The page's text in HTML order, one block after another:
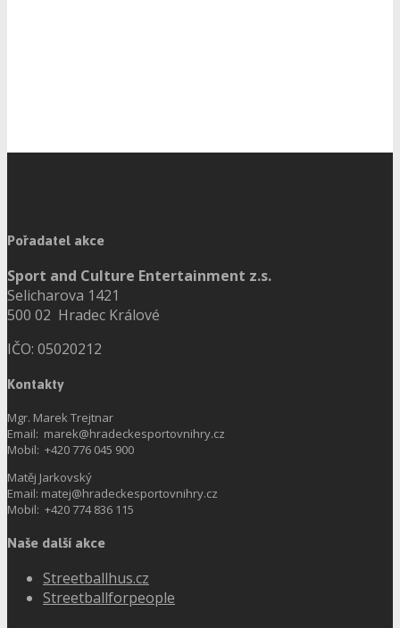
Pořadatel akce
Sport and Culture Entertainment z.s.
Selicharova 1421
500 02 Hradec Králové
IČO: 05020212
Kontakty
Mgr. Marek Trejtnar
Email: marek@hradeckesportovnihry.cz
Mobil: +420 776 045 900
Matěj Jarkovský
Email: matej@hradeckesportovnihry.cz
Mobil: +420 774 836 115
Naše další akce
Streetballhus.cz
Streetballforpeople